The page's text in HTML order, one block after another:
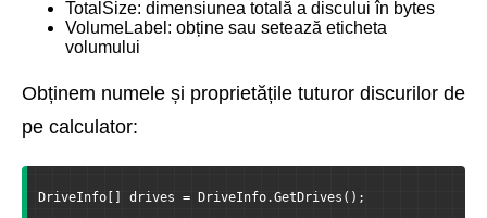
TotalSize: dimensiunea totală a discului în bytes
VolumeLabel: obține sau setează eticheta
volumului
Obținem numele și proprietățile tuturor discurilor de
pe calculator:
DriveInfo[] drives = DriveInfo.GetDrives();